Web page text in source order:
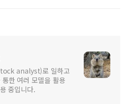
analyst)로 일하고
한 여러 모델을 활용
중입니다.